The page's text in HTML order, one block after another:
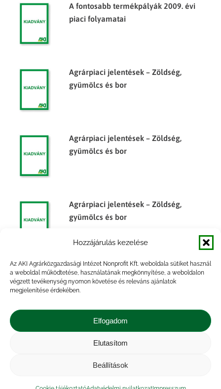
Hozzájárulás kezelése
Az AKI Agrárközgazdasági Intézet Nonprofit Kft. weboldala sütiket használ
a weboldal működtetése, használatának megkönnyítése, a weboldalon
végzett tevékenység nyomon követése és releváns ajánlatok
megjelenítése érdekében.
Elfogadom
Elutasítom
Beállítások
A fontosabb termékpályák 2009. évi
piaci folyamatai
Agrárpiaci jelentések – Zöldség,
gyümölcs és bor
Agrárpiaci jelentések – Zöldség,
gyümölcs és bor
Agrárpiaci jelentések – Zöldség,
gyümölcs és bor
Főbb termények és termékek
készletalakulása, 2014. félév
Kapcsolat |
tájékoztató